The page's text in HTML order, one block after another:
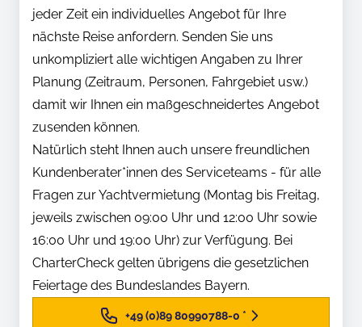
jeder Zeit ein individuelles Angebot für Ihre
nächste Reise anfordern. Senden Sie uns
unkompliziert alle wichtigen Angaben zu Ihrer
Planung (Zeitraum, Personen, Fahrgebiet usw.)
damit wir Ihnen ein maßgeschneidertes Angebot
zusenden können.
Natürlich steht Ihnen auch unsere freundlichen
Kundenberater*innen des Serviceteams - für alle
Fragen zur Yachtvermietung (Montag bis Freitag,
jeweils zwischen 09:00 Uhr und 12:00 Uhr sowie
16:00 Uhr und 19:00 Uhr) zur Verfügung. Bei
CharterCheck gelten übrigens die gesetzlichen
Feiertage des Bundeslandes Bayern.
+49 (0)89 80990788-0 *